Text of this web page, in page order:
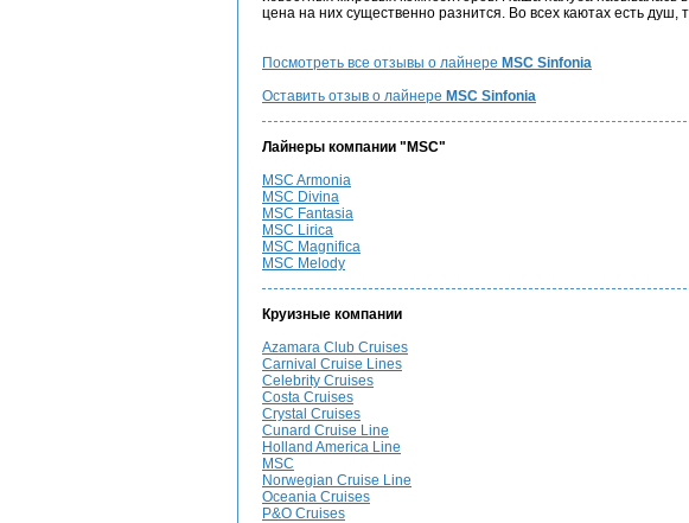
цена на них существенно разнится. Во всех каютах есть душ,
Посмотреть все отзывы о лайнере MSC Sinfonia
Оставить отзыв о лайнере MSC Sinfonia
Лайнеры компании "MSC"
MSC Armonia
MSC Divina
MSC Fantasia
MSC Lirica
MSC Magnifica
MSC Melody
Круизные компании
Azamara Club Cruises
Carnival Cruise Lines
Celebrity Cruises
Costa Cruises
Crystal Cruises
Cunard Cruise Line
Holland America Line
MSC
Norwegian Cruise Line
Oceania Cruises
P&O Cruises